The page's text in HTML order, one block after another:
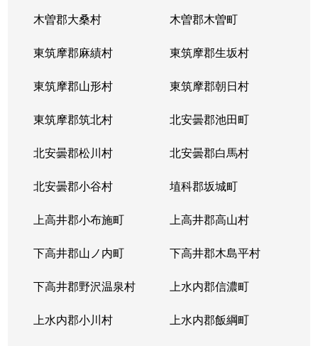
木曽郡大桑村 木曽郡木曽町
東筑摩郡麻績村 東筑摩郡生坂村
東筑摩郡山形村 東筑摩郡朝日村
東筑摩郡筑北村 北安曇郡池田町
北安曇郡松川村 北安曇郡白馬村
北安曇郡小谷村 埴科郡坂城町
上高井郡小布施町 上高井郡高山村
下高井郡山ノ内町 下高井郡木島平村
下高井郡野沢温泉村 上水内郡信濃町
上水内郡小川村 上水内郡飯綱町